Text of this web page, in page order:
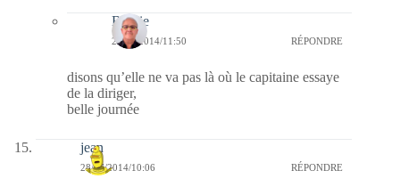
Bernie
28/07/2014/11:50 RÉPONDRE
disons qu’elle ne va pas là où le capitaine essaye
de la diriger,
belle journée
jean
28/07/2014/10:06 RÉPONDRE